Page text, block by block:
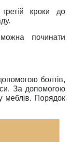
кроки до
починати
болтів,
За допомогою
меблів. Порядок